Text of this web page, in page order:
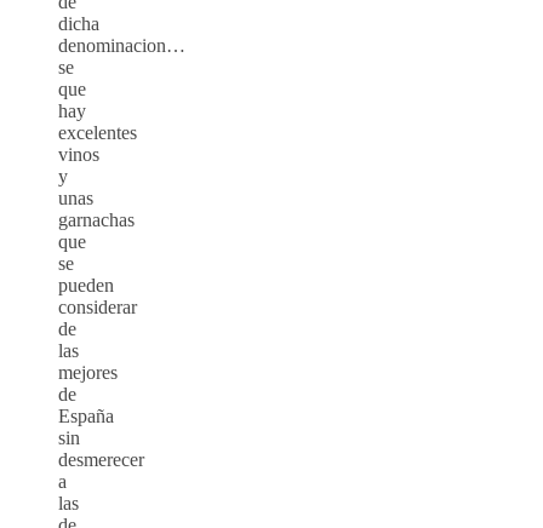
dicha
denominacion…
se
que
hay
excelentes
vinos
y
unas
garnachas
que
se
pueden
considerar
de
las
mejores
de
España
sin
desmerecer
a
las